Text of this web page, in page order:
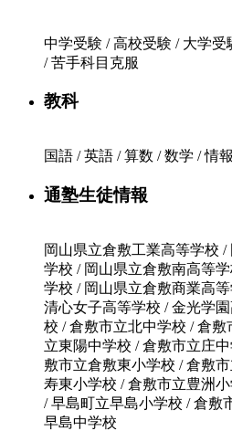
中学受験 / 高校受験 / 大学
/ 苦手科目克服
教科
国語 / 英語 / 算数 / 数学 / 情
通塾生徒情報
岡山県立倉敷工業高等学校
学校 / 岡山県立倉敷南高等
学校 / 岡山県立倉敷商業高
清心女子高等学校 / 金光学
校 / 倉敷市立北中学校 / 倉
立東陽中学校 / 倉敷市立庄
敷市立倉敷東小学校 / 倉敷
寿東小学校 / 倉敷市立豊洲
/ 早島町立早島小学校 / 倉敷
早島中学校